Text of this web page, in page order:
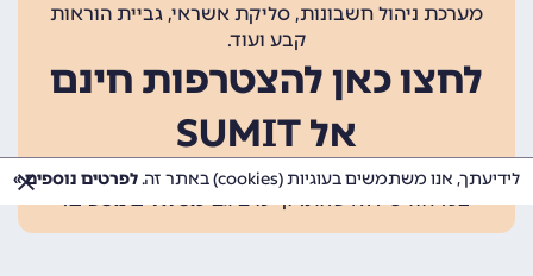
מערכת ניהול חשבונות, סליקת אשראי, גביית הוראות
קבע ועוד.
לחצו כאן להצטרפות חינם
אל SUMIT
ההצטרפות אינה כרוכה בתשלום, ומאפשרת 10 פעולות
בכל חודש ללא עלות. קיימים גםמסלולים נוספים.
לידיעתך, אנו משתמשים בעוגיות (cookies) באתר זה. לפרטים נוספים »